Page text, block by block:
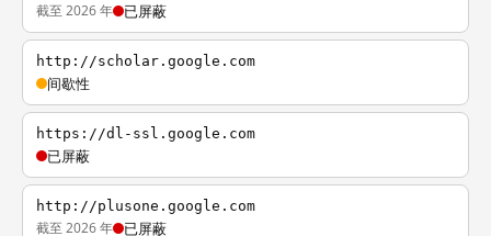
截至 2026 年 已屏蔽
http://scholar.google.com
间歇性
https://dl-ssl.google.com
已屏蔽
http://plusone.google.com
截至 2026 年 已屏蔽